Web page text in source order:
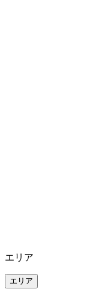
エリア
エリア